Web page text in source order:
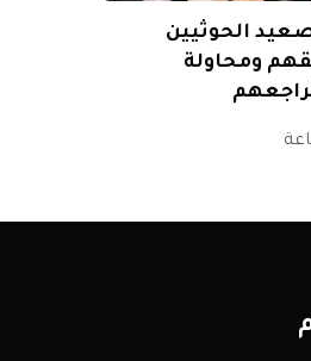
الحوثيين
ومحاولة